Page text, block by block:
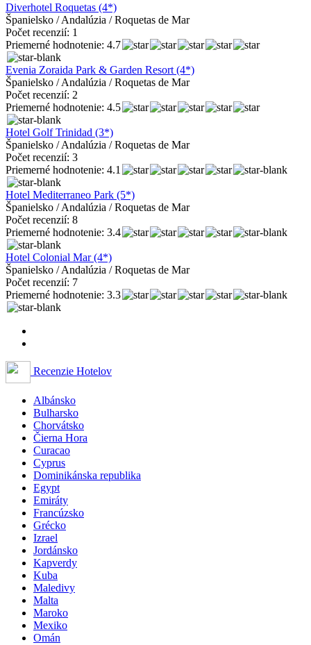
Diverhotel Roquetas (4*)
Španielsko / Andalúzia / Roquetas de Mar
Počet recenzií: 1
Priemerné hodnotenie: 4.7
Evenia Zoraida Park & Garden Resort (4*)
Španielsko / Andalúzia / Roquetas de Mar
Počet recenzií: 2
Priemerné hodnotenie: 4.5
Hotel Golf Trinidad (3*)
Španielsko / Andalúzia / Roquetas de Mar
Počet recenzií: 3
Priemerné hodnotenie: 4.1
Hotel Mediterraneo Park (5*)
Španielsko / Andalúzia / Roquetas de Mar
Počet recenzií: 8
Priemerné hodnotenie: 3.4
Hotel Colonial Mar (4*)
Španielsko / Andalúzia / Roquetas de Mar
Počet recenzií: 7
Priemerné hodnotenie: 3.3
Recenzie Hotelov
Albánsko
Bulharsko
Chorvátsko
Čierna Hora
Curacao
Cyprus
Dominikánska republika
Egypt
Emiráty
Francúzsko
Grécko
Izrael
Jordánsko
Kapverdy
Kuba
Maledivy
Malta
Maroko
Mexiko
Omán